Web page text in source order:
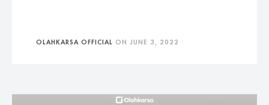
OLAHKARSA OFFICIAL ON JUNE 3, 2022